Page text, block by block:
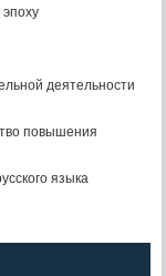
деятельности
повышения
языка